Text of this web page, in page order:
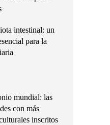
intestinal: un
para la
mundial: las
con más
inscritos